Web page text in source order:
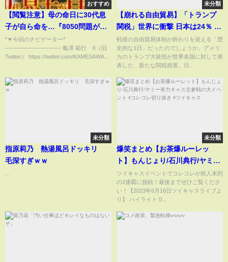
おすすめ
【閲覧注意】母の命日に30代息
子が自ら命を…『8050問題がも
たらす悲惨な結末』｜遺品整理
士／特殊清掃
*▼今回のナビゲーター*
—————————— 亀澤 範行 X（旧
Twitter） https://twitter.com/KAMESAWA...
未分類
【崩れる自由貿易】「トランプ
関税」世界に衝撃 日本は24％ 輸
出に打撃...暮らしに影響は？
戦後の自由貿易体制が終わりを迎える「歴
史的な1日」だったのでしょうか。アメリ
カのトランプ大統領が世界各国に対して発
表した、新たな関税措置。日...
未分類
指原莉乃 熱湯風呂ドッキリ
毛深すぎｗｗ
未分類
爆笑まとめ【お茶爆ルーレッ
ト】もんじょり/石川典行/ヤミー
有力キャス主参戦の大イベント #
コレコレ切り抜き #ツイキャス
ツイキャスイベントでコレコレが前人未到
の2連覇に挑戦！最後までぜひご覧くださ
い！【2023年6月16日ツイキャスライブよ
り】 ハイライト 0...